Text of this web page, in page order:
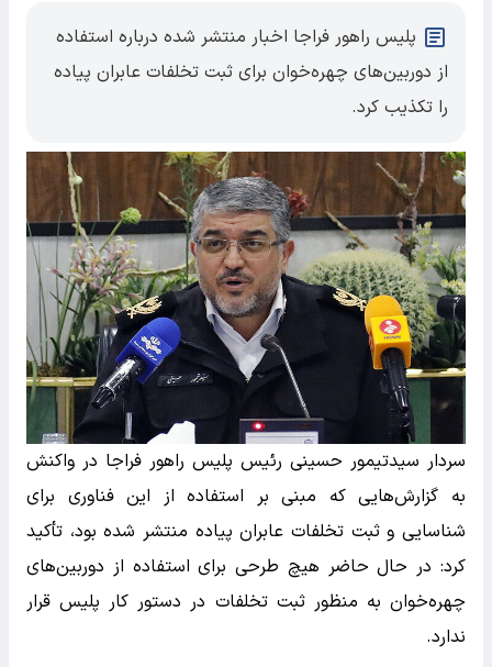
پلیس راهور فراجا اخبار منتشر شده درباره استفاده
از دوربین‌های چهره‌خوان برای ثبت تخلفات عابران پیاده
را تکذیب کرد.
سردار سیدتیمور حسینی رئیس پلیس راهور فراجا در واکنش
به گزارش‌هایی که مبنی بر استفاده از این فناوری برای
شناسایی و ثبت تخلفات عابران پیاده منتشر شده بود، تأکید
کرد: در حال حاضر هیچ طرحی برای استفاده از دوربین‌های
چهره‌خوان به منظور ثبت تخلفات در دستور کار پلیس قرار
ندارد.